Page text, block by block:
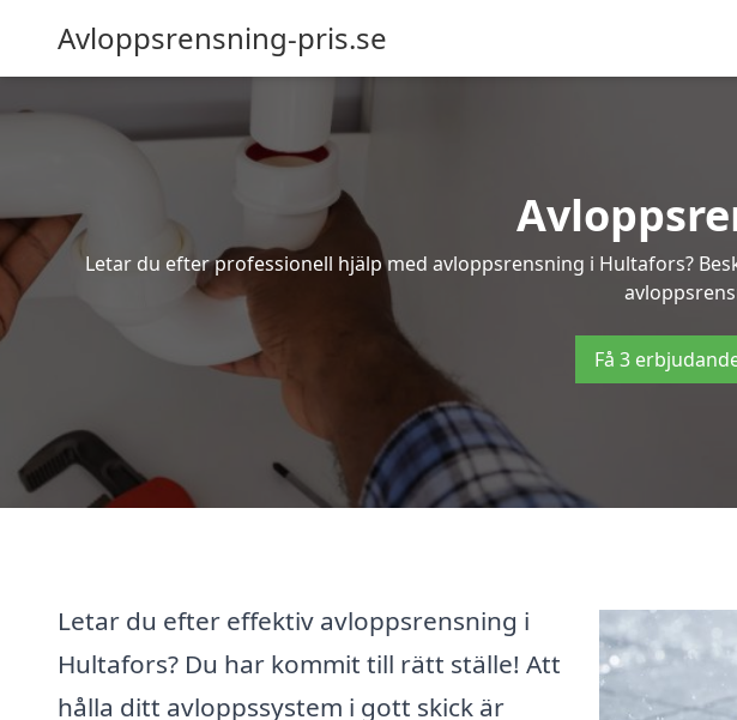
Avloppsrensning-pris.se
Letar du efter professionell hjälp med avloppsrensning i Hultafors?
Få 3
Letar du efter effektiv avloppsrensning i
Hultafors? Du har kommit till rätt ställe! Att
hålla ditt avloppssystem i gott skick är